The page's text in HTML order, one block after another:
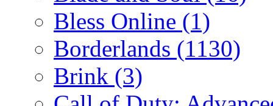
Bless Online (1)
Borderlands (1130)
Brink (3)